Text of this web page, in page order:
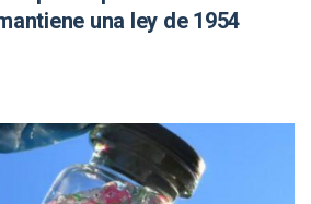
una ley de 1954